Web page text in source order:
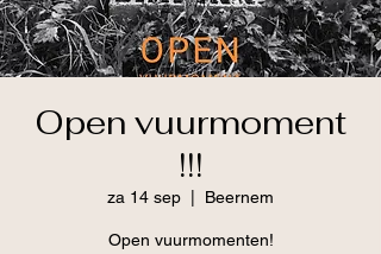
Open vuurmoment
!!!
za 14 sep Beernem
Open vuurmomenten!